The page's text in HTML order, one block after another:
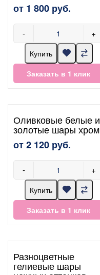
от 1 800 руб.
- +
Купить
Заказать в 1 клик
Оливковые белые и
золотые шары хром
от 2 120 руб.
- +
Купить
Заказать в 1 клик
Разноцветные
гелиевые шары